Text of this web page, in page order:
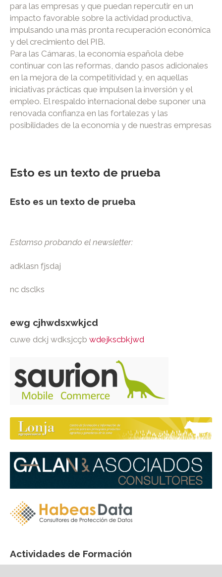
para las empresas y que puedan repercutir en un
impacto favorable sobre la actividad productiva,
impulsando una más pronta recuperación económica
y del crecimiento del PIB.
Para las Cámaras, la economía española debe
continuar con las reformas, dando pasos adicionales
en la mejora de la competitividad y, en aquellas
iniciativas prácticas que impulsen la inversión y el
empleo. El respaldo internacional debe suponer una
renovada confianza en las fortalezas y las
posibilidades de la economía y de nuestras empresas
Esto es un texto de prueba
Esto es un texto de prueba
Estamso probando el newsletter:
adklasn fjsdaj
nc dsclks
ewg cjhwdsxwkjcd
cuwe dckj wdksjcçb wdejkscbkjwd
Actividades de Formación